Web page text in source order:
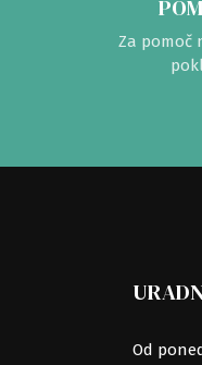
Za pomoč
Od